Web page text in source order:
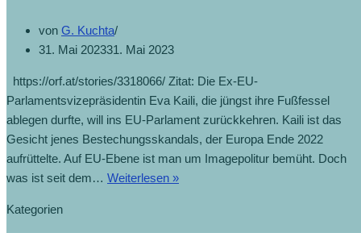
von G. Kuchta
31. Mai 202331. Mai 2023
https://orf.at/stories/3318066/ Zitat: Die Ex-EU-
Parlamentsvizepräsidentin Eva Kaili, die jüngst ihre Fußfessel
ablegen durfte, will ins EU-Parlament zurückkehren. Kaili ist das
Gesicht jenes Bestechungsskandals, der Europa Ende 2022
aufrüttelte. Auf EU-Ebene ist man um Imagepolitur bemüht. Doch
was ist seit dem… Weiterlesen »Kritik
Kategorien